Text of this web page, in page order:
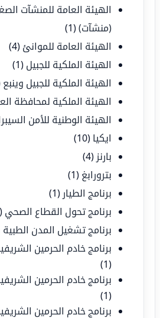
الهيئة العامة للمنشآت
(منشآت)(1)
الهيئة العامة للموانئ (4)
الهيئة الملكية للجبيل (1)
الهيئة الملكية للجبيل وينبع
الهيئة الملكية لمحافظة
الهيئة الوطنية للأمن
ايكيا (10)
بارنز (4)
بترورابغ (1)
برنامج الطيار (1)
برنامج تحول القطاع الصحي (1)
برنامج تشغيل المدن الطبية
برنامج خادم الحرمين
(1)
برنامج خادم الحرمين
(1)
برنامج خادم الحرمين